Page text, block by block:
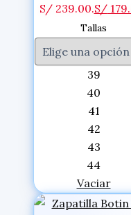
S/ 239.00.S/
Tallas
39
40
41
42
43
44
Vaciar